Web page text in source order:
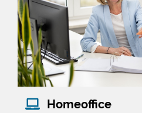
Homeoffice